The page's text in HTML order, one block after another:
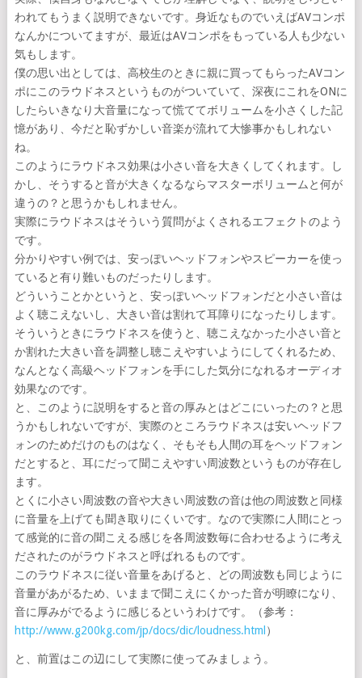
われてもうまく説明できないです。身近なものでいえばAVコンポ
なんかについてますが、最近はAVコンポをもっている人も少ない
気もします。
僕の思い出としては、高校生のときに親に買ってもらったAVコン
ポにこのラウドネスというものがついていて、深夜にこれをONに
したらいきなり大音量になって慌ててボリュームを小さくした記
憶があり、今だと恥ずかしい音楽が流れて大惨事かもしれない
ね。
このようにラウドネス効果は小さい音を大きくしてくれます。し
かし、そうすると音が大きくなるならマスターボリュームと何が
違うの？と思うかもしれません。
実際にラウドネスはそういう質問がよくされるエフェクトのよう
です。
分かりやすい例では、安っぽいヘッドフォンやスピーカーを使っ
ていると有り難いものだったりします。
どういうことかというと、安っぽいヘッドフォンだと小さい音は
よく聴こえないし、大きい音は割れて耳障りになったりします。
そういうときにラウドネスを使うと、聴こえなかった小さい音と
か割れた大きい音を調整し聴こえやすいようにしてくれるため、
なんとなく高級ヘッドフォンを手にした気分になれるオーディオ
効果なのです。
と、このように説明をすると音の厚みとはどこにいったの？と思
うかもしれないですが、実際のところラウドネスは安いヘッドフ
ォンのためだけのものはなく、そもそも人間の耳をヘッドフォン
だとすると、耳にだって聞こえやすい周波数というものが存在し
ます。
とくに小さい周波数の音や大きい周波数の音は他の周波数と同様
に音量を上げても聞き取りにくいです。なので実際に人間にとっ
て感覚的に音の聞こえる感じを各周波数毎に合わせるように考え
だされたのがラウドネスと呼ばれるものです。
このラウドネスに従い音量をあげると、どの周波数も同じように
音量があがるため、いままで聞こえにくかった音が明瞭になり、
音に厚みがでるように感じるというわけです。（参考：
http://www.g200kg.com/jp/docs/dic/loudness.html ）
と、前置はこの辺にして実際に使ってみましょう。